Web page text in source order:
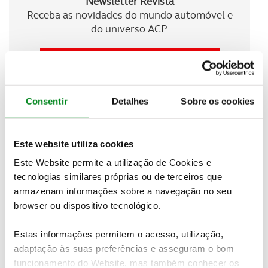
Consentir Detalhes Sobre os cookies
Este website utiliza cookies
Este Website permite a utilização de Cookies e
tecnologias similares próprias ou de terceiros que
armazenam informações sobre a navegação no seu
browser ou dispositivo tecnológico.
Estas informações permitem o acesso, utilização,
adaptação às suas preferências e asseguram o bom
funcionamento do Website, mas também conhecer os
Receba as novidades do mundo automóvel e
do universo ACP.
A vista traseira é definida pelos impressionantes
duplos tubos de escape do sistema de escape AMG
zona do para-choques traseiro reforça ainda mais o
aspeto dinâmico e orientado para o desempenho,
deixando claro o impacto da AMG.
Já a suspensão AMG RIDE CONTROL+ com
adapta-se continuamente à situação de condução
configuração específica da suspensão AMG e o
controlo de amortecimento continuamente variável